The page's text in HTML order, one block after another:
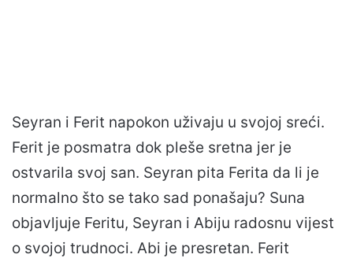
Seyran i Ferit napokon uživaju u svojoj sreći.
Ferit je posmatra dok pleše sretna jer je
ostvarila svoj san. Seyran pita Ferita da li je
normalno što se tako sad ponašaju? Suna
objavljuje Feritu, Seyran i Abiju radosnu vijest
o svojoj trudnoci. Abi je presretan. Ferit